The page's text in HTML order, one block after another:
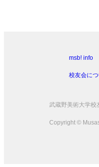
msb! info
校友会に
武蔵野美術大学
Copyright ©